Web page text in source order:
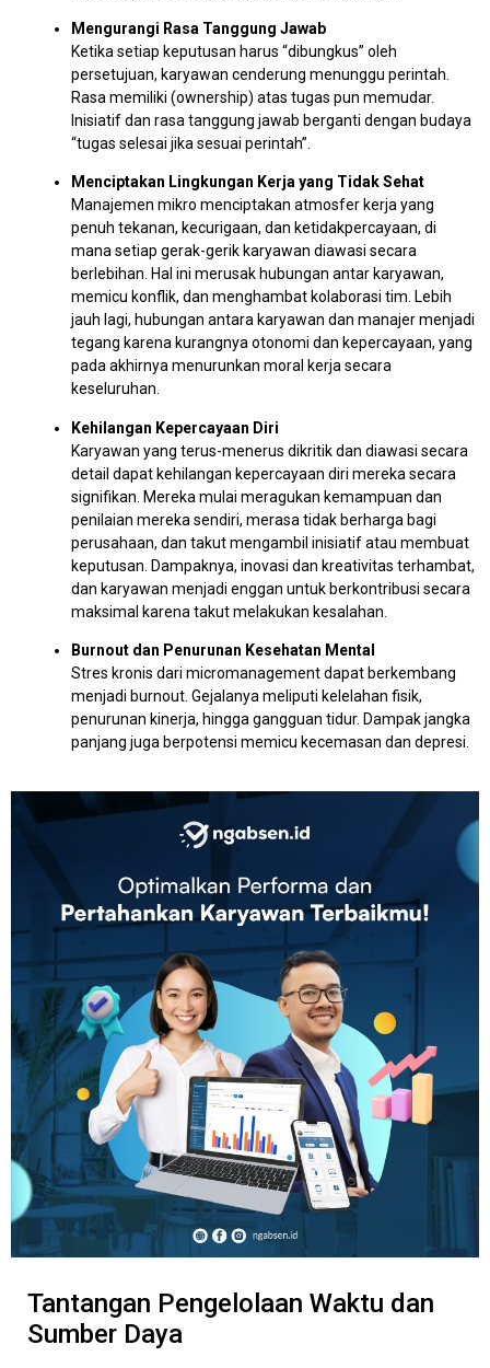
Mengurangi Rasa Tanggung Jawab
Ketika setiap keputusan harus “dibungkus” oleh
persetujuan, karyawan cenderung menunggu perintah.
Rasa memiliki (ownership) atas tugas pun memudar.
Inisiatif dan rasa tanggung jawab berganti dengan budaya
“tugas selesai jika sesuai perintah”.
Menciptakan Lingkungan Kerja yang Tidak Sehat
Manajemen mikro menciptakan atmosfer kerja yang
penuh tekanan, kecurigaan, dan ketidakpercayaan, di
mana setiap gerak-gerik karyawan diawasi secara
berlebihan. Hal ini merusak hubungan antar karyawan,
memicu konflik, dan menghambat kolaborasi tim. Lebih
jauh lagi, hubungan antara karyawan dan manajer menjadi
tegang karena kurangnya otonomi dan kepercayaan, yang
pada akhirnya menurunkan moral kerja secara
keseluruhan.
Kehilangan Kepercayaan Diri
Karyawan yang terus-menerus dikritik dan diawasi secara
detail dapat kehilangan kepercayaan diri mereka secara
signifikan. Mereka mulai meragukan kemampuan dan
penilaian mereka sendiri, merasa tidak berharga bagi
perusahaan, dan takut mengambil inisiatif atau membuat
keputusan. Dampaknya, inovasi dan kreativitas terhambat,
dan karyawan menjadi enggan untuk berkontribusi secara
maksimal karena takut melakukan kesalahan.
Burnout dan Penurunan Kesehatan Mental
Stres kronis dari micromanagement dapat berkembang
menjadi burnout. Gejalanya meliputi kelelahan fisik,
penurunan kinerja, hingga gangguan tidur. Dampak jangka
panjang juga berpotensi memicu kecemasan dan depresi.
Tantangan Pengelolaan Waktu dan
Sumber Daya